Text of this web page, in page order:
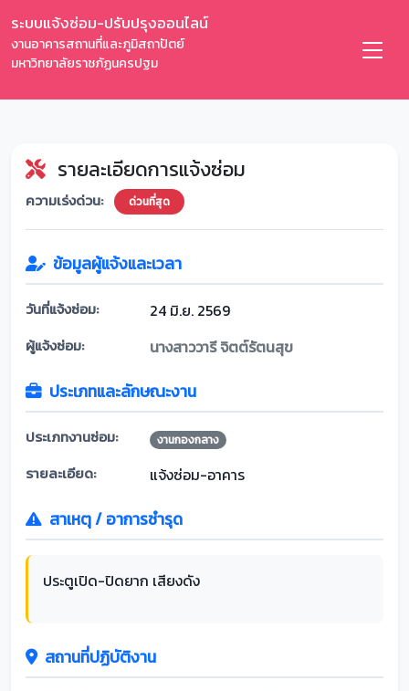
ระบบแจ้งซ่อม-ปรับปรุงออนไลน์
งานอาคารสถานที่และภูมิสถาปัตย์
มหาวิทยาลัยราชภัฏนครปฐม
รายละเอียดการแจ้งซ่อม
ความเร่งด่วน: ด่วนที่สุด
ข้อมูลผู้แจ้งและเวลา
วันที่แจ้งซ่อม: 24 มิ.ย. 2569
ผู้แจ้งซ่อม: นางสาววารี จิตต์รัตนสุข
ประเภทและลักษณะงาน
ประเภทงานซ่อม: งานกองกลาง
รายละเอียด: แจ้งซ่อม-อาคาร
สาเหตุ / อาการชำรุด
ประตูเปิด-ปิดยาก เสียงดัง
สถานที่ปฏิบัติงาน